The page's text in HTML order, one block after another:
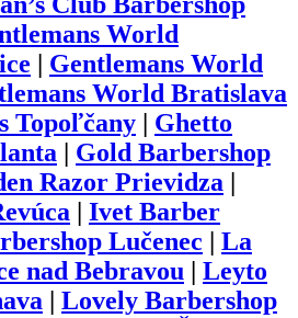
World
Gentlemans World
World Bratislava
Topoľčany
Ghetto
Gold Barbershop
Razor Prievidza
Ivet Barber
Lučenec
La
nad Bebravou
Leyto
Lovely Barbershop